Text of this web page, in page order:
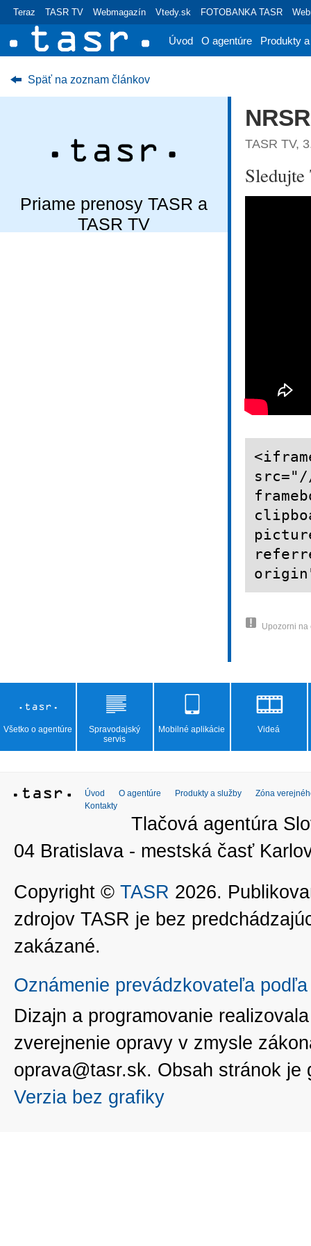
Teraz TASR TV Webmagazín Vtedy.sk FOTOBANKA TASR
Úvod O agentúre Produkty
Späť na zoznam článkov
Priame prenosy TASR a
TASR TV
TASR TV,
src="//
Upozorni na
Všetko o agentúre
Spravodajský
servis
Mobilné aplikácie Videá
Úvod O agentúre Produkty a služby
Zóna
Kontakty
Tlačová agentúra
04 Bratislava - mestská časť
Copyright © TASR 2026.
zdrojov TASR je bez
zakázané.
Oznámenie prevádzkovateľa
Dizajn a programovanie
zverejnenie opravy v zmysle
oprava@tasr.sk. Obsah stránok
Verzia bez grafiky